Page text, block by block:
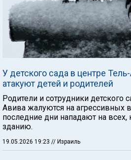
У детского сада в центре
атакуют детей и родителей
Родители и сотрудники детского
Авива жалуются на агрессивных
последние дни нападают на всех,
зданию.
19.05.2026 19:23 // Израиль